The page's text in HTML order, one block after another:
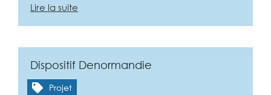
Lire la suite
Dispositif Denormandie
Projet